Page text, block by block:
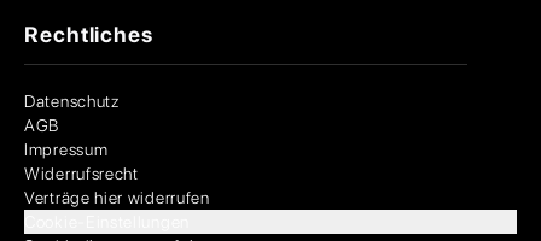
Rechtliches
Datenschutz
AGB
Impressum
Widerrufsrecht
Verträge hier widerrufen